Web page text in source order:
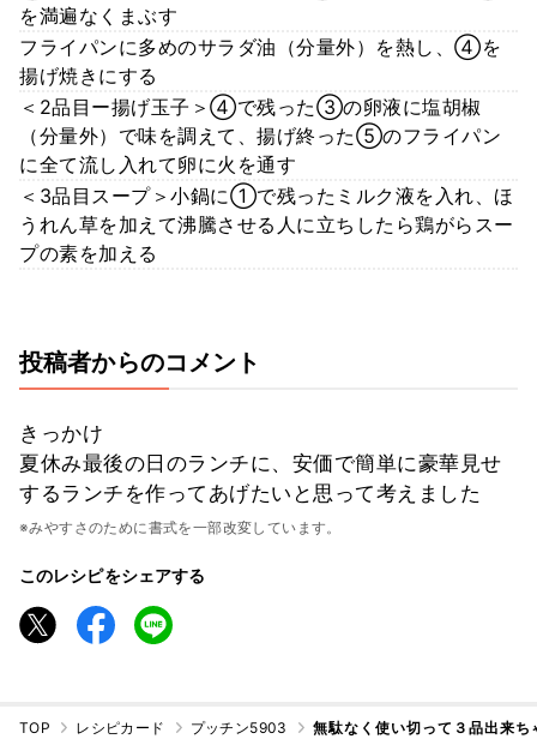
を満遍なくまぶす
フライパンに多めのサラダ油（分量外）を熱し、④を
揚げ焼きにする
＜2品目ー揚げ玉子＞④で残った③の卵液に塩胡椒
（分量外）で味を調えて、揚げ終った⑤のフライパン
に全て流し入れて卵に火を通す
＜3品目スープ＞小鍋に①で残ったミルク液を入れ、ほ
うれん草を加えて沸騰させる人に立ちしたら鶏がらスー
プの素を加える
投稿者からのコメント
きっかけ
夏休み最後の日のランチに、安価で簡単に豪華見せ
するランチを作ってあげたいと思って考えました
※みやすさのために書式を一部改変しています。
このレシピをシェアする
TOP レシピカード プッチン5903 無駄なく使い切って３品出来